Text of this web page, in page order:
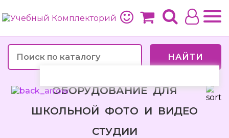
НАЙТИ
ОБОРУДОВАНИЕ ДЛЯ
ШКОЛЬНОЙ ФОТО И ВИДЕО
СТУДИИ